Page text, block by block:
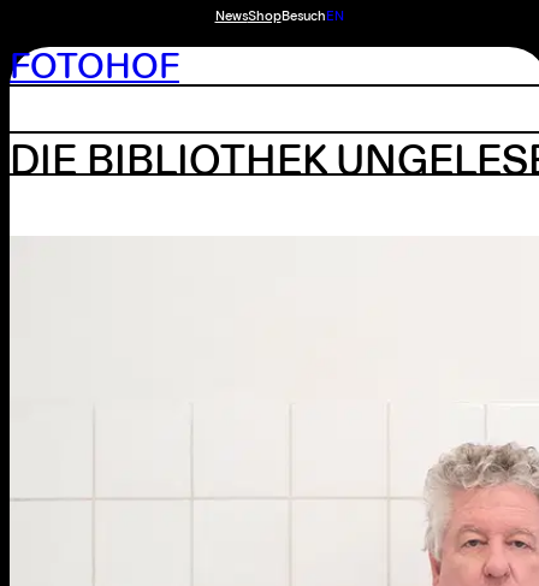
NewsShopBesuchEN
FOTOHOF
DIE BIBLIOTHEK